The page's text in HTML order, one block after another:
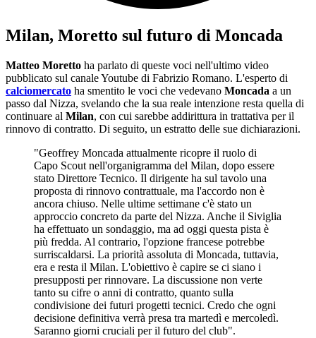
Milan, Moretto sul futuro di Moncada
Matteo Moretto ha parlato di queste voci nell'ultimo video
pubblicato sul canale Youtube di Fabrizio Romano. L'esperto di
calciomercato ha smentito le voci che vedevano Moncada a un
passo dal Nizza, svelando che la sua reale intenzione resta quella di
continuare al Milan, con cui sarebbe addirittura in trattativa per il
rinnovo di contratto. Di seguito, un estratto delle sue dichiarazioni.
"Geoffrey Moncada attualmente ricopre il ruolo di
Capo Scout nell'organigramma del Milan, dopo essere
stato Direttore Tecnico. Il dirigente ha sul tavolo una
proposta di rinnovo contrattuale, ma l'accordo non è
ancora chiuso. Nelle ultime settimane c'è stato un
approccio concreto da parte del Nizza. Anche il Siviglia
ha effettuato un sondaggio, ma ad oggi questa pista è
più fredda. Al contrario, l'opzione francese potrebbe
surriscaldarsi. La priorità assoluta di Moncada, tuttavia,
era e resta il Milan. L'obiettivo è capire se ci siano i
presupposti per rinnovare. La discussione non verte
tanto su cifre o anni di contratto, quanto sulla
condivisione dei futuri progetti tecnici. Credo che ogni
decisione definitiva verrà presa tra martedì e mercoledì.
Saranno giorni cruciali per il futuro del club".